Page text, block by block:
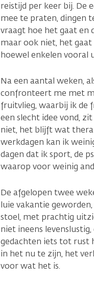
reistijd per keer bij. De
mee te praten, dingen
vraagt hoe het gaat en
maar ook niet, het
hoewel enkelen vooral
Na een aantal weken,
confronteert me met
fruitvlieg, waarbij ik de
een slecht idee vond,
niet, het blijft wat
werkdagen kan ik
dagen dat ik sport, de
waarop voor weinig
De afgelopen twee
luie vakantie
stoel, met prachtig
niet ineens
gedachten iets tot rust
in het nu te zijn, het
voor wat het is.